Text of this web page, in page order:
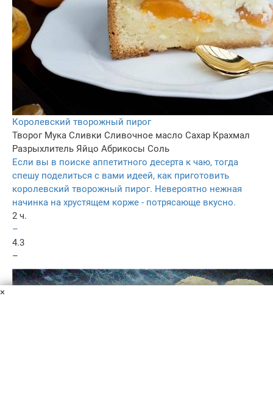
Королевский творожный пирог
Творог Мука Сливки Сливочное масло Сахар Крахмал
Разрыхлитель Яйцо Абрикосы Соль
Если вы в поиске аппетитного десерта к чаю, тогда
спешу поделиться с вами идеей, как приготовить
королевский творожный пирог. Невероятно нежная
начинка на хрустящем корже - потрясающе вкусно.
2 ч.
–
4.3
–
×